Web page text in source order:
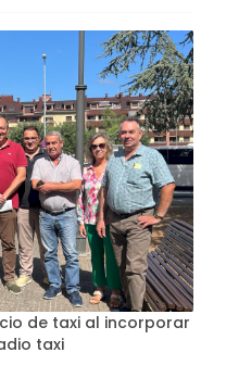
de taxi al incorporar
taxi